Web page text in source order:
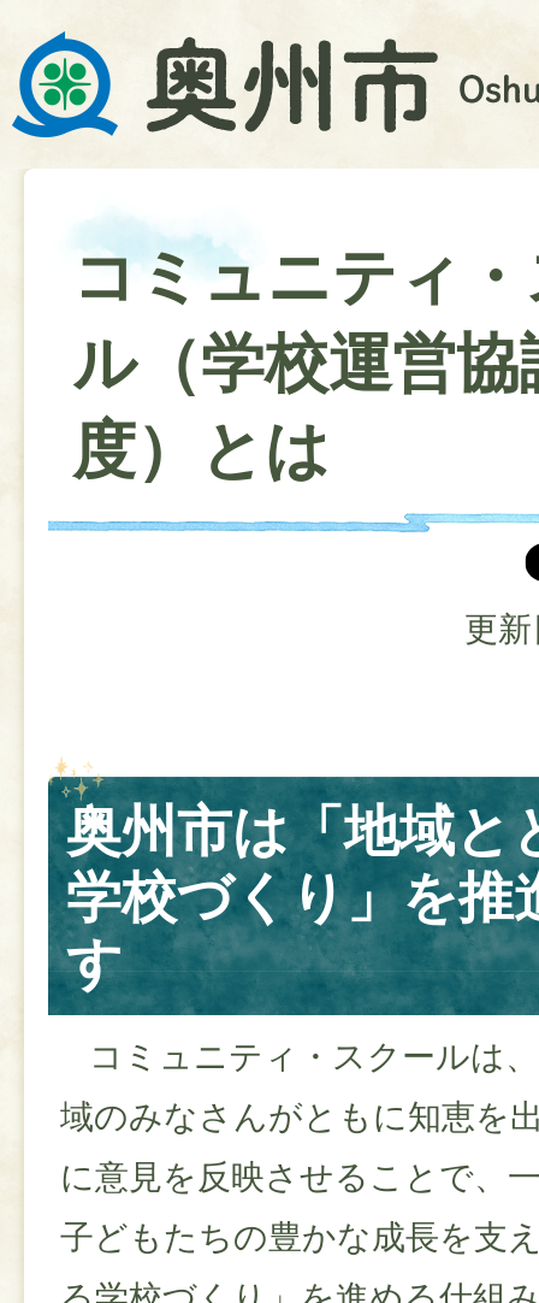
コミュニティ
ル（学校運営協
度）とは
更
奥州市は「地域と
学校づくり」を推
す
コミュニティ・スクールは
域のみなさんがともに知恵を
に意見を反映させることで、
子どもたちの豊かな成長を支